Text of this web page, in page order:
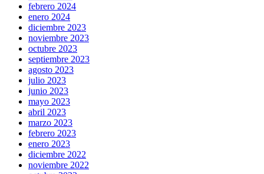
febrero 2024
enero 2024
diciembre 2023
noviembre 2023
octubre 2023
septiembre 2023
agosto 2023
julio 2023
junio 2023
mayo 2023
abril 2023
marzo 2023
febrero 2023
enero 2023
diciembre 2022
noviembre 2022